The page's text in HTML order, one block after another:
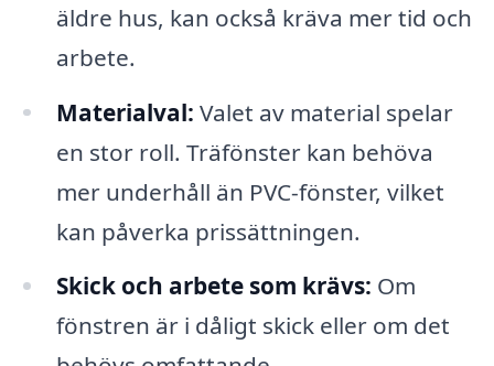
äldre hus, kan också kräva mer tid och
arbete.
Materialval: Valet av material spelar
en stor roll. Träfönster kan behöva
mer underhåll än PVC-fönster, vilket
kan påverka prissättningen.
Skick och arbete som krävs: Om
fönstren är i dåligt skick eller om det